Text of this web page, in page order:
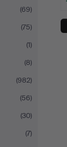
(69)
(75)
(1)
(8)
(982)
(56)
(30)
(7)